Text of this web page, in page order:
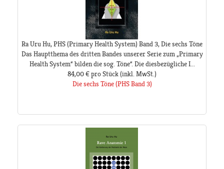
Ra Uru Hu, PHS (Primary Health System) Band 3, Die sechs Töne
Das Hauptthema des dritten Bandes unserer Serie zum „Primary
Health System“ bilden die sog. Töne“. Die diesbezügliche I...
84,00 €pro Stück(inkl. MwSt.)
Die sechs Töne (PHS Band 3)